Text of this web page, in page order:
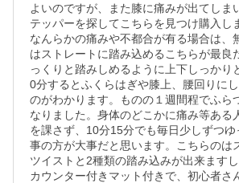
よいのですが、また膝に痛みが出てしま
テッパーを探してこちらを見つけ購入し
なんらかの痛みや不都合が有る場合は、
はストレートに踏み込めるこちらが最良
っくりと踏みしめるように上下しっかり
0分するとふくらはぎや膝上、腰回りに
のがわかります。ものの１週間程でふら
なりました。身体のどこかに痛み等ある
を課さず、10分15分でも毎日少しずつゆ
事の方が大事だと思います。こちらのは
ツイストと2種類の踏み込みが出来ます
カウンター付きマット付きで、初心者さ